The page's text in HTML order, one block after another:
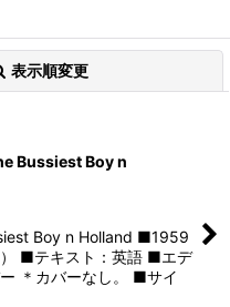
表示順変更
Bussiest Boy n
Boy n Holland ■1959
■テキスト：英語 ■エデ
＊カバーなし。 ■サイ